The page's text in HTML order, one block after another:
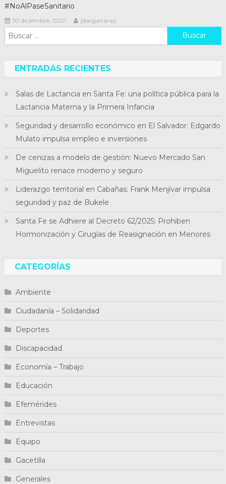
#NoAlPaseSanitario
10 diciembre, 2021 jdarganaraz
Buscar:
ENTRADAS RECIENTES
Salas de Lactancia en Santa Fe: una política pública para la
Lactancia Materna y la Primera Infancia
Seguridad y desarrollo económico en El Salvador: Edgardo
Mulato impulsa empleo e inversiones
De cenizas a modelo de gestión: Nuevo Mercado San
Miguelito renace moderno y seguro
Liderazgo territorial en Cabañas: Frank Menjívar impulsa
seguridad y paz de Bukele
Santa Fe se Adhiere al Decreto 62/2025: Prohiben
Hormonización y Cirugías de Reasignación en Menores
CATEGORÍAS
Ambiente
Ciudadanía – Solidaridad
Deportes
Discapacidad
Economía – Trabajo
Educación
Efemérides
Entrevistas
Equipo
Gacetilla
Generales